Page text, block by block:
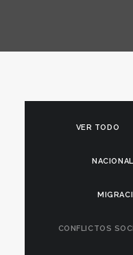
VER TODO
NACIONAL
CONFLICTOS